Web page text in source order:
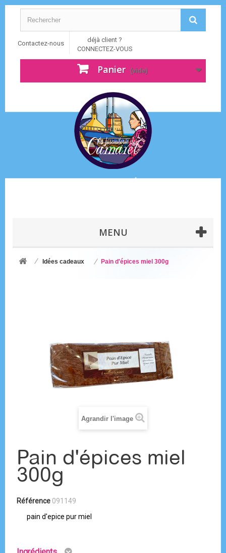
Contactez-nous
déjà client ?
CONNECTEZ-VOUS
Panier (vide)
MENU
Idées cadeaux Pain d'épices miel 300g
Agrandir l'image
Pain d'épices miel
300g
Référence 091149
pain d'epice pur miel